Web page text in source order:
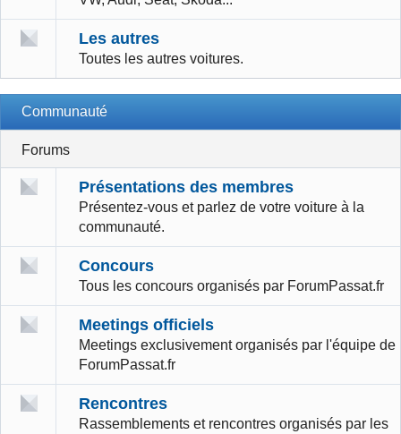
Les autres
Toutes les autres voitures.
Communauté
Forums
Présentations des membres
Présentez-vous et parlez de votre voiture à la
communauté.
Concours
Tous les concours organisés par ForumPassat.fr
Meetings officiels
Meetings exclusivement organisés par l'équipe de
ForumPassat.fr
Rencontres
Rassemblements et rencontres organisés par les